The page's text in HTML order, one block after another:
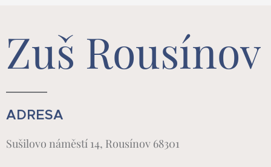
Zuš Rousínov
ADRESA
Sušilovo náměstí 14, Rousínov 68301